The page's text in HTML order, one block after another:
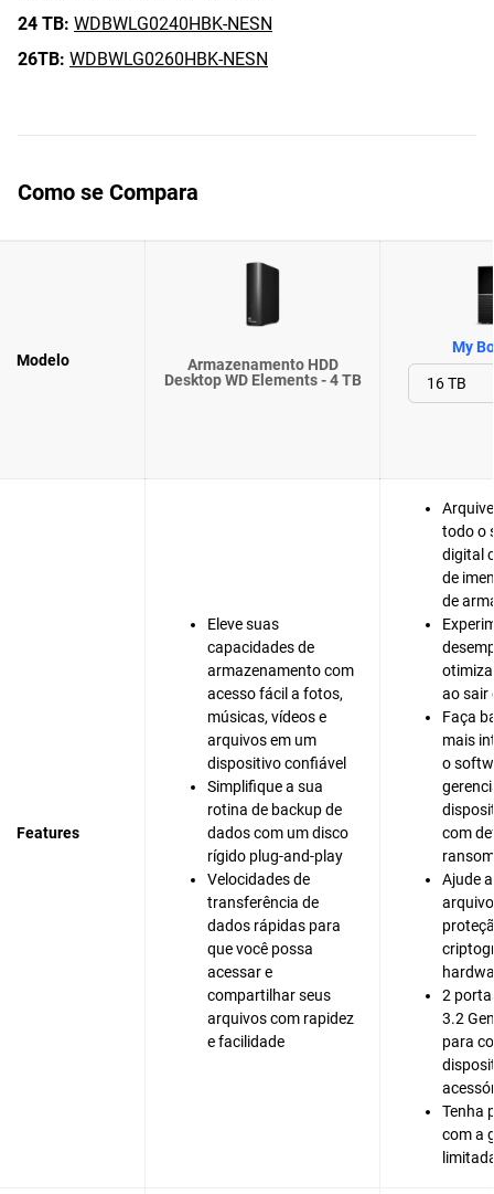
24 TB: WDBWLG0240HBK-NESN
26TB: WDBWLG0260HBK-NESN
Como se Compara
Modelo
Armazenamento HDD
Desktop WD Elements - 4 TB
My
Features
Eleve suas
capacidades de
armazenamento com
acesso fácil a fotos,
músicas, vídeos e
arquivos em um
dispositivo confiável
Simplifique a sua
rotina de backup de
dados com um disco
rígido plug-and-play
Velocidades de
transferência de
dados rápidas para
que você possa
acessar e
compartilhar seus
arquivos com rapidez
e facilidade
todo o
digital
de
de
ao sair
Faça
mais
o
com
Ajude
2
3.2
para
Tenha
com a